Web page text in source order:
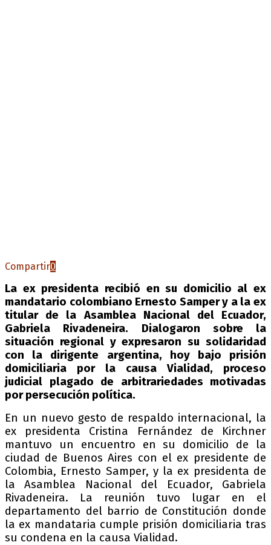
Compartir0
La ex presidenta recibió en su domicilio al ex
mandatario colombiano Ernesto Samper y a la ex
titular de la Asamblea Nacional del Ecuador,
Gabriela Rivadeneira. Dialogaron sobre la
situación regional y expresaron su solidaridad
con la dirigente argentina, hoy bajo prisión
domiciliaria por la causa Vialidad, proceso
judicial plagado de arbitrariedades motivadas
por persecución política.
En un nuevo gesto de respaldo internacional, la
ex presidenta Cristina Fernández de Kirchner
mantuvo un encuentro en su domicilio de la
ciudad de Buenos Aires con el ex presidente de
Colombia, Ernesto Samper, y la ex presidenta de
la Asamblea Nacional del Ecuador, Gabriela
Rivadeneira. La reunión tuvo lugar en el
departamento del barrio de Constitución donde
la ex mandataria cumple prisión domiciliaria tras
su condena en la causa Vialidad.